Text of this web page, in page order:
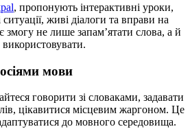
, пропонують інтерактивні уроки,
живі діалоги та вправи на
не лише запам’ятати слова, а й
мови
говорити зі словаками, задавати
цікавитися місцевим жаргоном. Це
до мовного середовища.